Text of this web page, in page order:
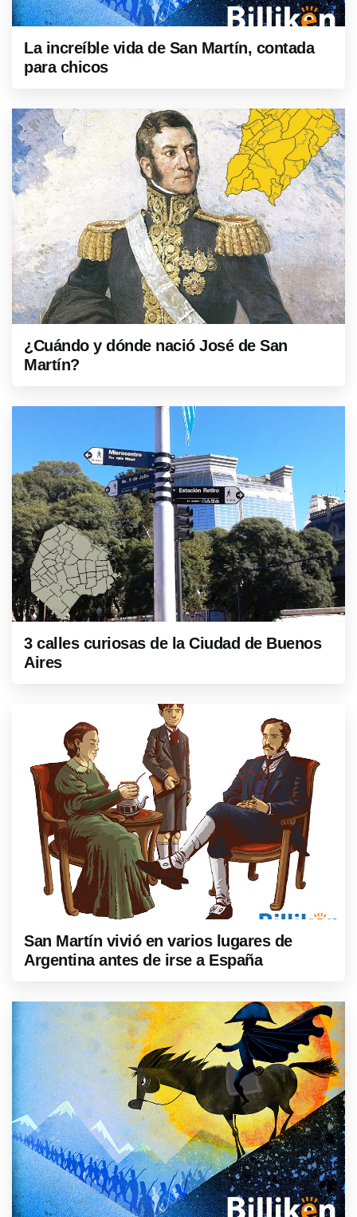
La increíble vida de San Martín, contada
para chicos
¿Cuándo y dónde nació José de San
Martín?
3 calles curiosas de la Ciudad de Buenos
Aires
San Martín vivió en varios lugares de
Argentina antes de irse a España